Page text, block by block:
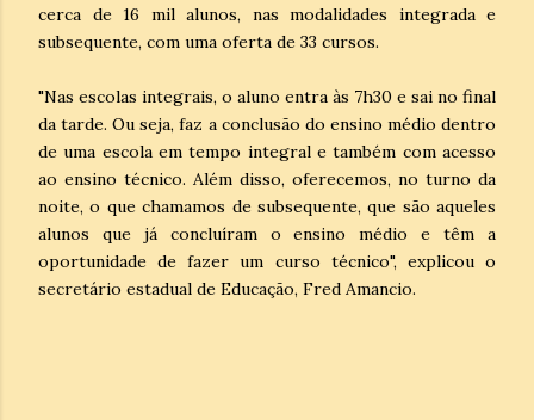
cerca de 16 mil alunos, nas modalidades integrada e
subsequente, com uma oferta de 33 cursos.
"Nas escolas integrais, o aluno entra às 7h30 e sai no final
da tarde. Ou seja, faz a conclusão do ensino médio dentro
de uma escola em tempo integral e também com acesso
ao ensino técnico. Além disso, oferecemos, no turno da
noite, o que chamamos de subsequente, que são aqueles
alunos que já concluíram o ensino médio e têm a
oportunidade de fazer um curso técnico", explicou o
secretário estadual de Educação, Fred Amancio.